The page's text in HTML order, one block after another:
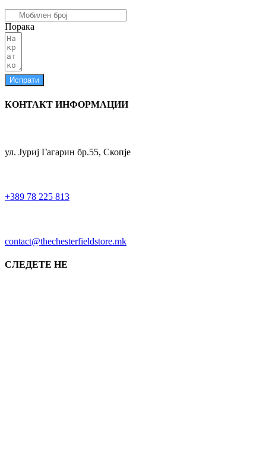
Порака
Испрати
КОНТАКТ ИНФОРМАЦИИ
ул. Јуриј Гагарин бр.55, Скопје
+389 78 225 813
contact@thechesterfieldstore.mk
СЛЕДЕТЕ НЕ